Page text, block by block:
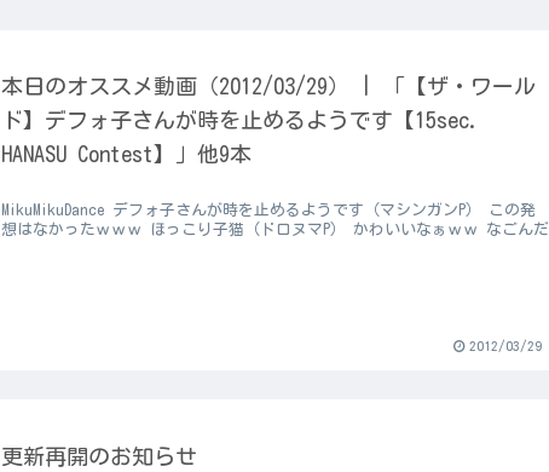
本日のオススメ動画（2012/03/29） | 「【ザ・ワール
ド】デフォ子さんが時を止めるようです【15sec.
HANASU Contest】」他9本
MikuMikuDance デフォ子さんが時を止めるようです（マシンガンP） この発
想はなかったｗｗｗ ほっこり子猫（ドロヌマP） かわいいなぁｗｗ なごんだ
2012/03/29
更新再開のお知らせ